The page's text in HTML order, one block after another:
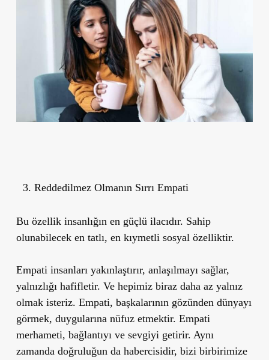
Reddedilmez Olmanın Sırrı Empati
Bu özellik insanlığın en güçlü ilacıdır. Sahip
olunabilecek en tatlı, en kıymetli sosyal özelliktir.
Empati insanları yakınlaştırır, anlaşılmayı sağlar,
yalnızlığı hafifletir. Ve hepimiz biraz daha az yalnız
olmak isteriz. Empati, başkalarının gözünden dünyayı
görmek, duygularına nüfuz etmektir. Empati
merhameti, bağlantıyı ve sevgiyi getirir. Aynı
zamanda doğruluğun da habercisidir, bizi birbirimize